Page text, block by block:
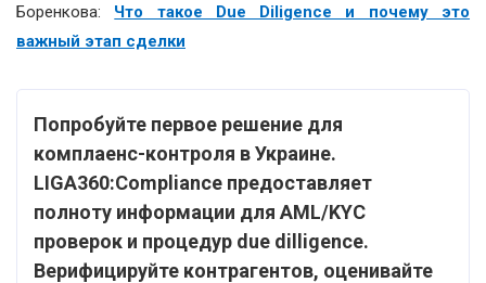
Боренкова: Что такое Due Diligence и почему это
важный этап сделки
Попробуйте первое решение для
комплаенс-контроля в Украине.
LIGA360:Compliance предоставляет
полноту информации для AML/KYC
проверок и процедур due dilligence.
Верифицируйте контрагентов, оценивайте